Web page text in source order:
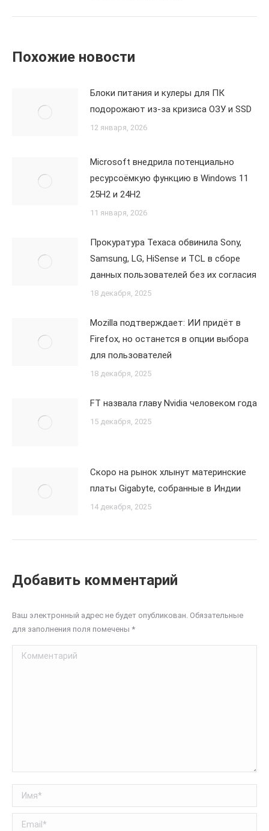
Похожие новости
Блоки питания и кулеры для ПК
подорожают из-за кризиса ОЗУ и SSD
12 января, 2026
Microsoft внедрила потенциально
ресурсоёмкую функцию в Windows 11
25H2 и 24H2
11 января, 2026
Прокуратура Техаса обвинила Sony,
Samsung, LG, HiSense и TCL в сборе
данных пользователей без их согласия
18 декабря, 2025
Mozilla подтверждает: ИИ придёт в
Firefox, но останется в опции выбора
для пользователей
18 декабря, 2025
FT назвала главу Nvidia человеком года
15 декабря, 2025
Скоро на рынок хлынут материнские
платы Gigabyte, собранные в Индии
14 декабря, 2025
Добавить комментарий
Ваш электронный адрес не будет опубликован. Обязательные
для заполнения поля помечены *
Комментарий
Имя *
Email *